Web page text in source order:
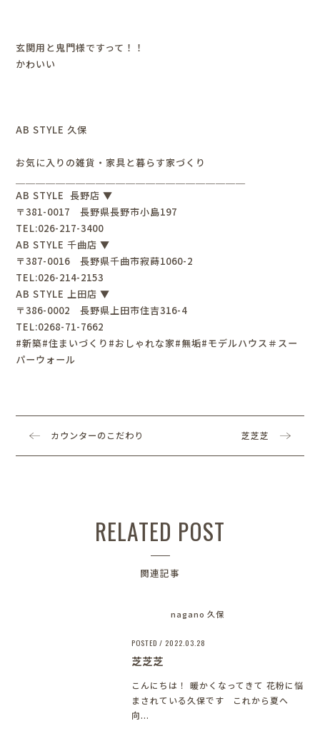
玄関用と鬼門様ですって！！
かわいい
AB STYLE 久保
お気に入りの雑貨・家具と暮らす家づくり
AB STYLE 長野店 ▼
〒381-0017 長野県長野市小島197
TEL:026-217-3400
AB STYLE 千曲店 ▼
〒387-0016 長野県千曲市寂蒔1060-2
TEL:026-214-2153
AB STYLE 上田店 ▼
〒386-0002 長野県上田市住吉316-4
TEL:0268-71-7662
#新築#住まいづくり#おしゃれな家#無垢#モデルハウス＃スー
パーウォール
カウンターのこだわり 芝芝芝
RELATED POST
関連記事
nagano 久保
POSTED / 2022.03.28
芝芝芝
こんにちは！ 暖かくなってきて 花粉に悩
まされている久保です これから夏へ
向...